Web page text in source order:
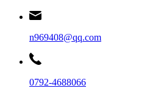
n969408@qq.com
0792-4688066